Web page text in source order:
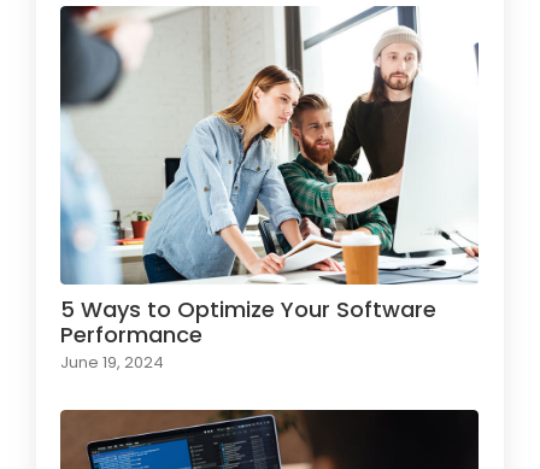
5 Ways to Optimize Your Software
Performance
June 19, 2024